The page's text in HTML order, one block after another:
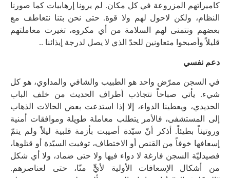
كاميراتهم المزروعة في كل مكان. لم يرونا إرهابيات كما صورنا
النظام، ولكن لاحول لهم ولا قوة. حتى نحن بتنا نتعاطف مع
بعضهم ونتمنى لهم السلامة من أي مكروه، تغيرت معاملتهم
قليلاً وأصبحوا متعاونين للحدّ الذي لا يصل لدرجة إيذائنا ..
دعم نفسي
في السجن ممرّض واحد هو الطبيب والشافي والمداوي، هو كل
شيء. يأتي صباحاً نتجاذب أطراف الحديث من خلف الباب
الحديدي، ويعطينا الدواء، إلا إذا استدعت بعض الحالات الذهاب
إلى المستشفى، فالأمر يتطلب معاملة طويلة وموافقات أمنية
وروتيناً بطيئاً. أذكر أنّ سيّدة أصيبت بأزمة قلبية ليلاً ولم يتمّ
إسعافها خوفاً من القنص أو الاختطاف، توفيت السيّدة أو قتلوها،
فصيدليّة السجن فارغة لا دواء فيها ولا حتى ضماد، ولا أي شكل
من أشكال الإسعافات الأولية لأيٍّ منّا، حتى لعناصرهم.